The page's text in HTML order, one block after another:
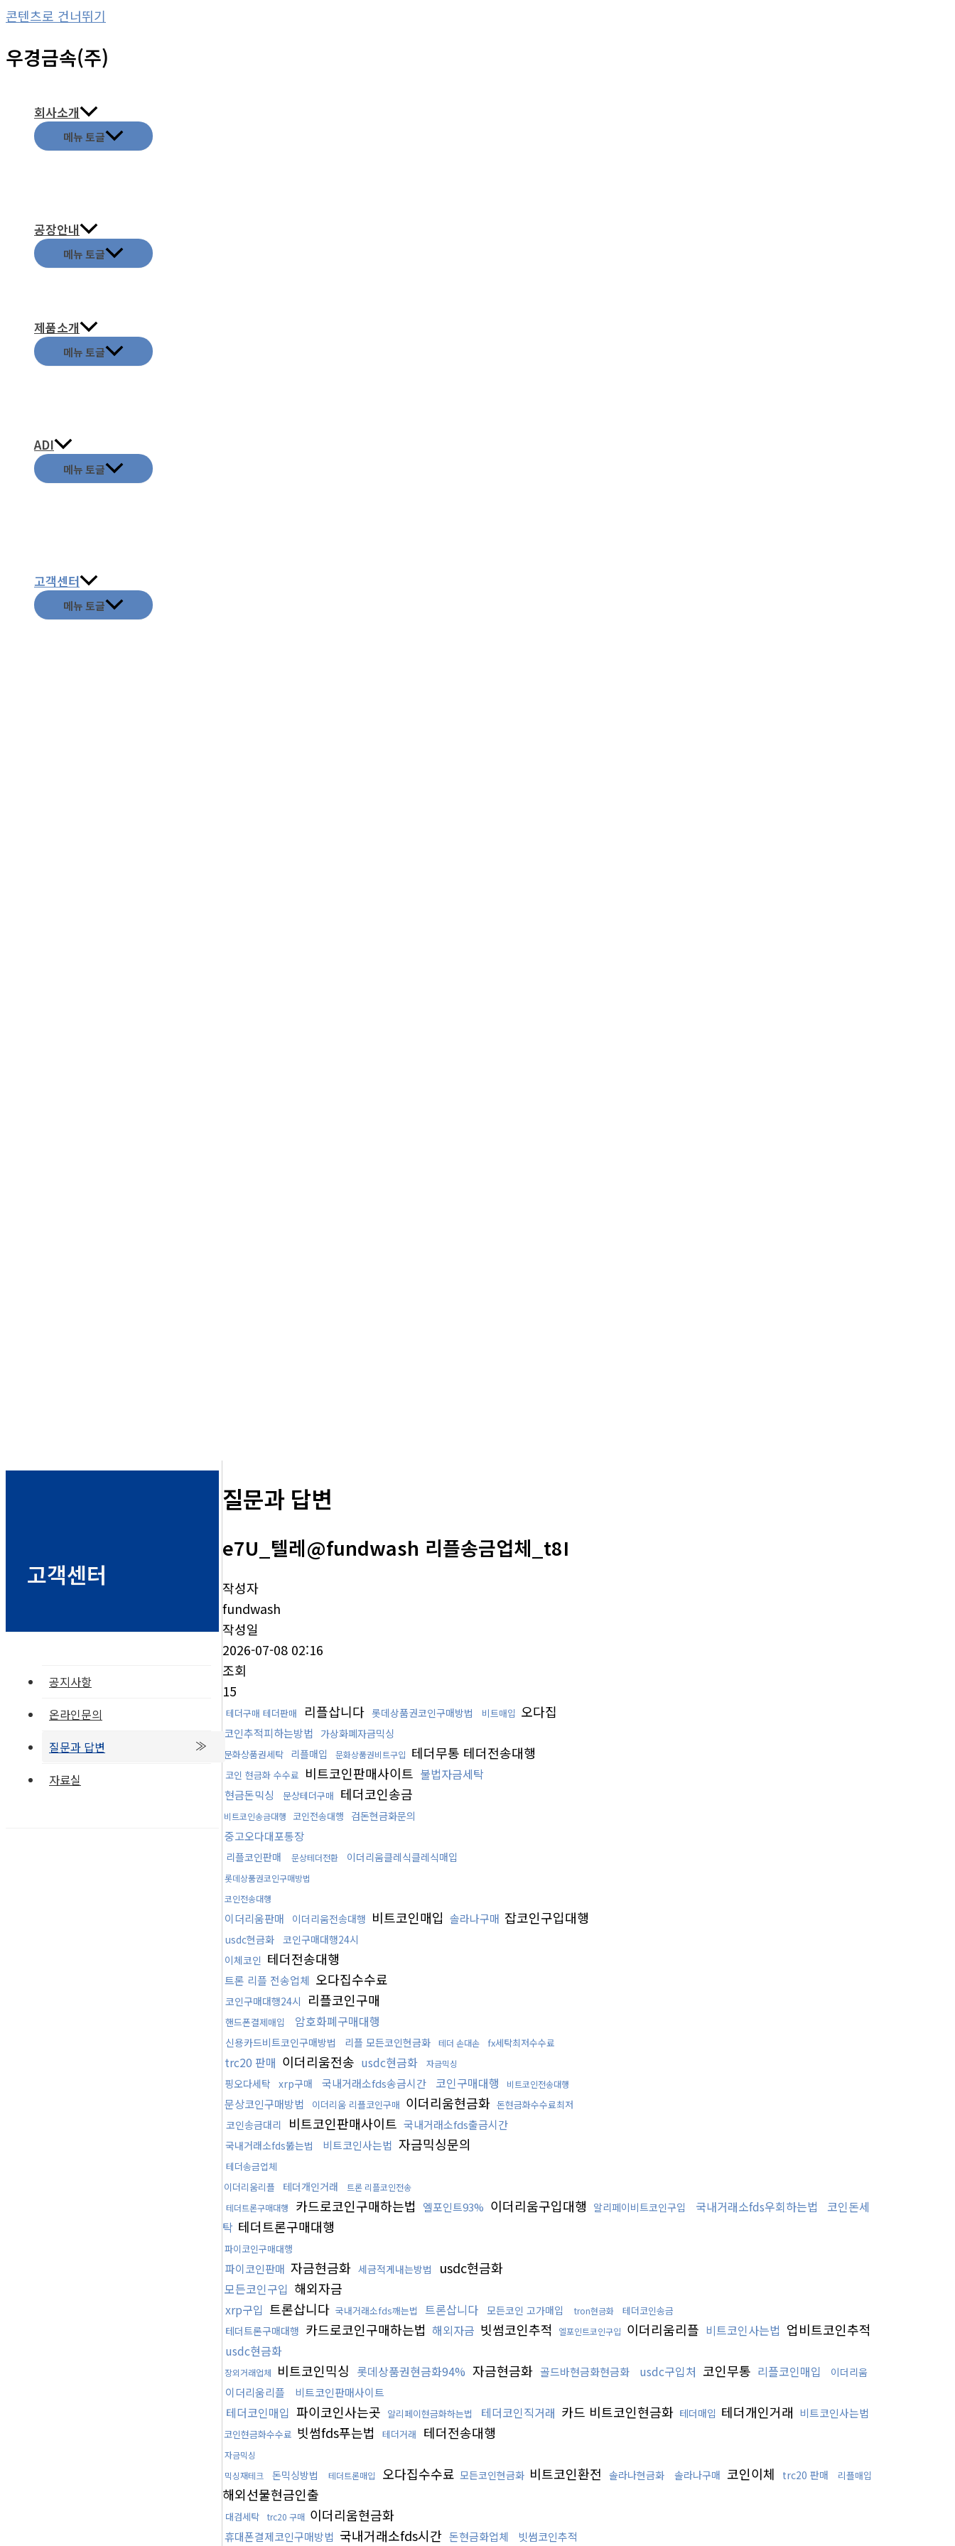
콘텐츠로 건너뛰기
우경금속(주)
회사소개
메뉴 토글
공장안내
메뉴 토글
제품소개
메뉴 토글
ADI
메뉴 토글
고객센터
메뉴 토글
고객센터
공지사항
온라인문의
질문과 답변
자료실
질문과 답변
e7U_텔레@fundwash 리플송금업체_t8I
작성자
fundwash
작성일
2026-07-08 02:16
조회
15
테더구매 테더판매 리플삽니다 롯데상품권코인구매방법 비트매입 오다집
코인추적피하는방법 가상화폐자금믹싱
문화상품권세탁 리플매입 문화상품권비트구입 테더무통 테더전송대행
코인 현금화 수수료 비트코인판매사이트 불법자금세탁
현금돈믹싱 문상테더구매 테더코인송금
비트코인송금대행 코인전송대행 검돈현금화문의
중고오다대포통장
리플코인판매 문상테더전환 이더리움클레식클레식매입
롯데상품권코인구매방법
코인전송대행
이더리움판매 이더리움전송대행 비트코인매입 솔라나구매 잡코인구입대행
usdc현금화 코인구매대행24시
이체코인 테더전송대행
트론 리플 전송업체 오다집수수료
코인구매대행24시 리플코인구매
핸드폰결제매입 암호화폐구매대행
신용카드비트코인구매방법 리플 모든코인현금화 테더 손대손 fx세탁최저수수료
trc20 판매 이더리움전송 usdc현금화 자금믹싱
핑오다세탁 xrp구매 국내거래소fds송금시간 코인구매대행 비트코인전송대행
문상코인구매방법 이더리움 리플코인구매 이더리움현금화 돈현금화수수료최저
코인송금대리 비트코인판매사이트 국내거래소fds출금시간
국내거래소fds뚫는법 비트코인사는법 자금믹싱문의
테더송금업체
이더리움리플
테더개인거래
트론 리플코인전송
테더트론구매대행
카드로코인구매하는법 엘포인트93% 이더리움구입대행 알리페이비트코인구입 국내거래소fds우회하는법
코인돈세
탁 테더트론구매대행
파이코인구매대행
파이코인판매 자금현금화 세금적게내는방법 usdc현금화
모든코인구입 해외자금
xrp구입 트론삽니다 국내거래소fds깨는법 트론삽니다 모든코인 고가매입 tron현금화 테더코인송금
테더트론구매대행 카드로코인구매하는법 해외자금 빗썸코인추적 엘포인트코인구입 이더리움리플 비트코인사는법 업비트코인추적
usdc현금화
장외거래업체 비트코인믹싱 롯데상품권현금화94% 자금현금화 골드바현금화현금화 usdc구입처 코인무통 리플코인매입 이더리움
이더리움리플 비트코인판매사이트
테더코인매입 파이코인사는곳 알리페이현금화하는법 테더코인직거래 카드 비트코인현금화 테더매입 테더개인거래 비트코인사는법
코인현금화수수료 빗썸fds푸는법 테더거래 테더전송대행
자금믹싱
믹싱재테크
돈믹싱방법 테더트론매입 오다집수수료 모든코인현금화 비트코인환전 솔라나현금화 솔라나구매 코인이체 trc20 판매 리플매입
해외선물현금인출
대검세탁 trc20 구매 이더리움현금화
휴대폰결제코인구매방법 국내거래소fds시간 돈현금화업체 빗썸코인추적